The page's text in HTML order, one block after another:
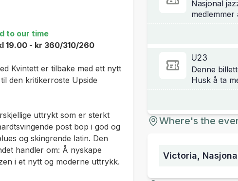
to our time
19.00 - kr 360/310/260
Kvintett er tilbake med ett nytt
den kritikerroste Upside
uttrykt som er sterkt
post bop i god og
og skingrende latin. Den
handler om: Å nyskape
i et nytt og moderne uttrykk.
Nasjonal
U23
Denne
Husk å ta
Where's the
Victoria,